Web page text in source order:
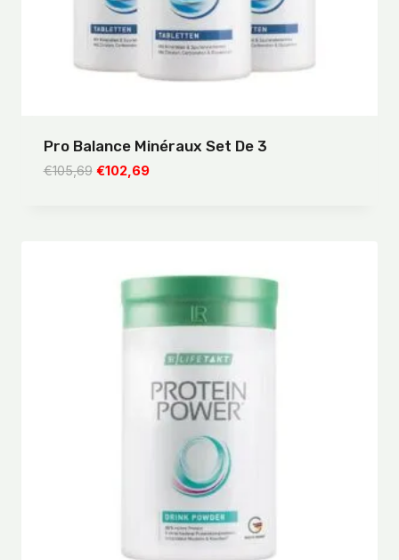
Pro Balance Minéraux Set De 3
€105,69 Le
€102,69Le